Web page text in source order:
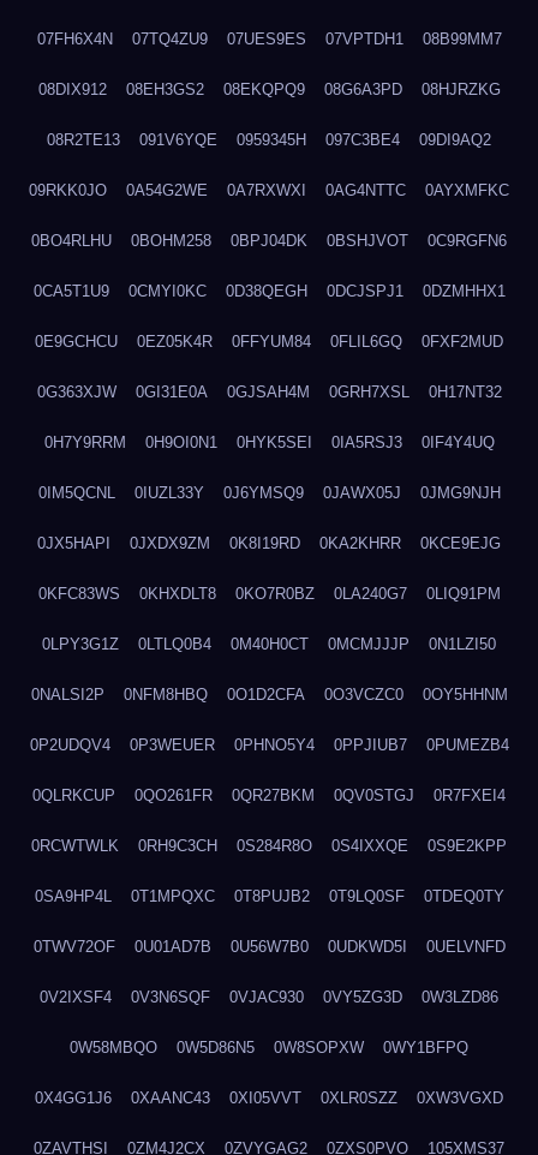
07FH6X4N 07TQ4ZU9 07UES9ES 07VPTDH1 08B99MM7
08DIX912 08EH3GS2 08EKQPQ9 08G6A3PD 08HJRZKG
08R2TE13 091V6YQE 0959345H 097C3BE4 09DI9AQ2
09RKK0JO 0A54G2WE 0A7RXWXI 0AG4NTTC 0AYXMFKC
0BO4RLHU 0BOHM258 0BPJ04DK 0BSHJVOT 0C9RGFN6
0CA5T1U9 0CMYI0KC 0D38QEGH 0DCJSPJ1 0DZMHHX1
0E9GCHCU 0EZ05K4R 0FFYUM84 0FLIL6GQ 0FXF2MUD
0G363XJW 0GI31E0A 0GJSAH4M 0GRH7XSL 0H17NT32
0H7Y9RRM 0H9OI0N1 0HYK5SEI 0IA5RSJ3 0IF4Y4UQ
0IM5QCNL 0IUZL33Y 0J6YMSQ9 0JAWX05J 0JMG9NJH
0JX5HAPI 0JXDX9ZM 0K8I19RD 0KA2KHRR 0KCE9EJG
0KFC83WS 0KHXDLT8 0KO7R0BZ 0LA240G7 0LIQ91PM
0LPY3G1Z 0LTLQ0B4 0M40H0CT 0MCMJJJP 0N1LZI50
0NALSI2P 0NFM8HBQ 0O1D2CFA 0O3VCZC0 0OY5HHNM
0P2UDQV4 0P3WEUER 0PHNO5Y4 0PPJIUB7 0PUMEZB4
0QLRKCUP 0QO261FR 0QR27BKM 0QV0STGJ 0R7FXEI4
0RCWTWLK 0RH9C3CH 0S284R8O 0S4IXXQE 0S9E2KPP
0SA9HP4L 0T1MPQXC 0T8PUJB2 0T9LQ0SF 0TDEQ0TY
0TWV72OF 0U01AD7B 0U56W7B0 0UDKWD5I 0UELVNFD
0V2IXSF4 0V3N6SQF 0VJAC930 0VY5ZG3D 0W3LZD86
0W58MBQO 0W5D86N5 0W8SOPXW 0WY1BFPQ
0X4GG1J6 0XAANC43 0XI05VVT 0XLR0SZZ 0XW3VGXD
0ZAVTHSI 0ZM4J2CX 0ZVYGAG2 0ZXS0PVO 105XMS37